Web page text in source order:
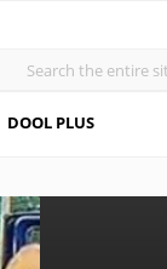
DOOL PLUS